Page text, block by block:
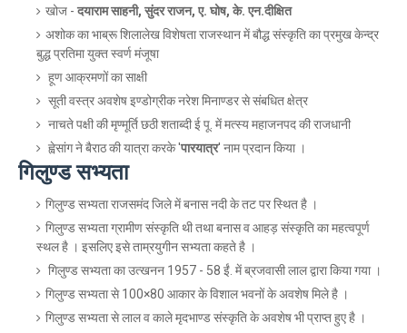
खोज - दयाराम साहनी, सुंदर राजन, ए. घोष, के. एन.दीक्षित
अशोक का भाब्रू शिलालेख विशेषता राजस्थान में बौद्ध संस्कृति का प्रमुख केन्द्र
बुद्ध प्रतिमा युक्त स्वर्ण मंजूषा
हूण आक्रमणों का साक्षी
सूती वस्त्र अवशेष इण्डोग्रीक नरेश मिनाण्डर से संबधित क्षेत्र
नाचते पक्षी की मृण्मूर्ति छठी शताब्दी ई पू. में मत्स्य महाजनपद की राजधानी
ह्वेसांग ने बैराठ की यात्रा करके 'पारयात्र' नाम प्रदान किया ।
गिलुण्ड सभ्यता
गिलुण्ड सभ्यता राजसमंद जिले में बनास नदी के तट पर स्थित है ।
गिलुण्ड सभ्यता ग्रामीण संस्कृति थी तथा बनास व आहड़ संस्कृति का महत्वपूर्ण
स्थल है । इसलिए इसे ताम्रयुगीन सभ्यता कहते है ।
गिलुण्ड सभ्यता का उत्खनन 1957 - 58 ईं. में ब्रजवासी लाल द्वारा किया गया ।
गिलुण्ड सभ्यता से 100×80 आकार के विशाल भवनों के अवशेष मिले है ।
गिलुण्ड सभ्यता से लाल व काले मृदभाण्ड संस्कृति के अवशेष भी प्राप्त हुए है ।